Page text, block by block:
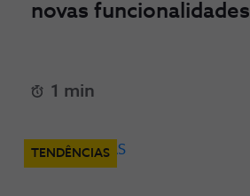
novas funcionalidades
1 min
TENDÊNCIAS